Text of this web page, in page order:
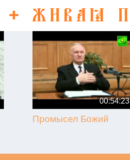
00:54:23
Промысел Божий